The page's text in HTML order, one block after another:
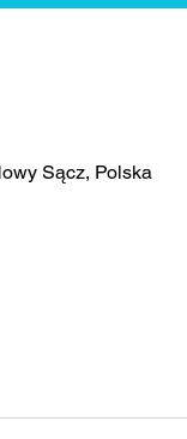
Sącz, Polska